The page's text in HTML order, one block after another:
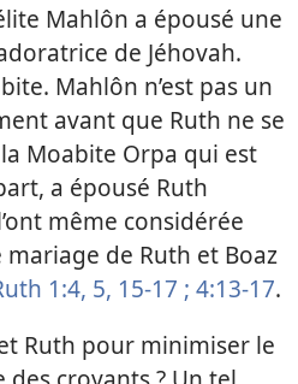
Mahlôn a épousé une
de Jéhovah.
Mahlôn n’est pas un
avant que Ruth ne se
Moabite Orpa qui est
a épousé Ruth
même considérée
de Ruth et Boaz
1:4, 5, 15-17 ; 4:13-17.
Ruth pour minimiser le